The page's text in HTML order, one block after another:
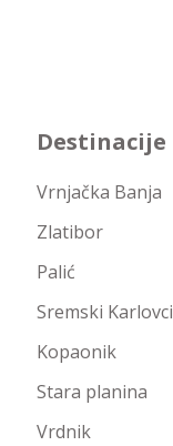
Destinacije
Vrnjačka Banja
Zlatibor
Palić
Sremski Karlovci
Kopaonik
Stara planina
Vrdnik